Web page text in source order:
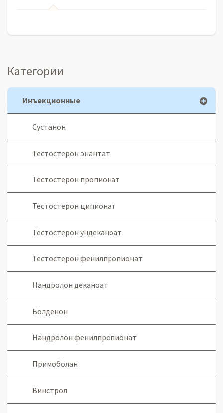
Категории
Инъекционные
Сустанон
Тестостерон энантат
Тестостерон пропионат
Тестостерон ципионат
Тестостерон ундеканоат
Тестостерон фенилпропионат
Нандролон деканоат
Болденон
Нандролон фенилпропионат
Примоболан
Винстрол